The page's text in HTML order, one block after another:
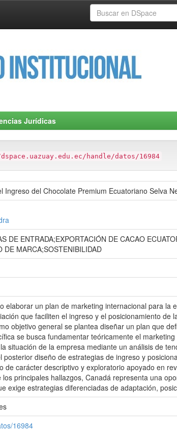
Jurídicas
handle/datos/16984
Ingreso del Chocolate Premium Ecuatoriano Selva
DE ENTRADA;EXPORTACIÓN DE CACAO
DE MARCA;SOSTENIBILIDAD
elaborar un plan de marketing internacional para la
que faciliten el ingreso y el posicionamiento de
objetivo general se plantea diseñar un plan que
se busca fundamentar teóricamente el
situación de la empresa mediante un análisis de
posterior diseño de estrategias de ingreso y
de carácter descriptivo y exploratorio apoyado en
principales hallazgos, Canadá representa una
exige estrategias diferenciadas de adaptación,
16984